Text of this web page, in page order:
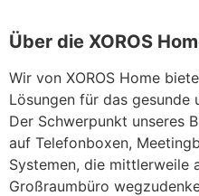
Über die XOROS
Wir von XOROS Home
Lösungen für das
Der Schwerpunkt unseres
auf Telefonboxen,
Systemen, die mittlerweile
Großraumbüro